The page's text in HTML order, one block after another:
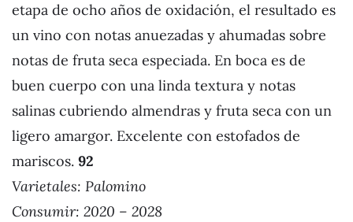
etapa de ocho años de oxidación, el resultado es
un vino con notas anuezadas y ahumadas sobre
notas de fruta seca especiada. En boca es de
buen cuerpo con una linda textura y notas
salinas cubriendo almendras y fruta seca con un
ligero amargor. Excelente con estofados de
mariscos. 92
Varietales: Palomino
Consumir: 2020 – 2028